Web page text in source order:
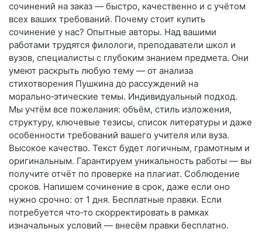
сочинений на заказ — быстро, качественно и с учётом
всех ваших требований. Почему стоит купить
сочинение у нас? Опытные авторы. Над вашими
работами трудятся филологи, преподаватели школ и
вузов, специалисты с глубоким знанием предмета. Они
умеют раскрыть любую тему — от анализа
стихотворения Пушкина до рассуждений на
морально‑этические темы. Индивидуальный подход.
Мы учтём все пожелания: объём, стиль изложения,
структуру, ключевые тезисы, список литературы и даже
особенности требований вашего учителя или вуза.
Высокое качество. Текст будет логичным, грамотным и
оригинальным. Гарантируем уникальность работы — вы
получите отчёт по проверке на плагиат. Соблюдение
сроков. Напишем сочинение в срок, даже если оно
нужно срочно: от 1 дня. Бесплатные правки. Если
потребуется что‑то скорректировать в рамках
изначальных условий — внесём правки бесплатно.